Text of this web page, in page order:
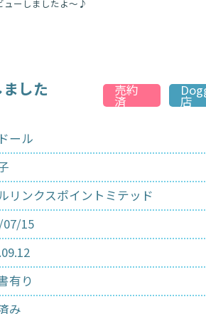
ューしましたよ〜♪
した 売約
済 店
ール
リンクスポイントミテッド
07/15
有り
み